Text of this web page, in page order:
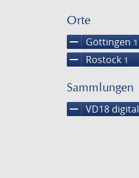
Orte
remove Göttingen 1
remove Rostock 1
Sammlungen
remove VD18 digital